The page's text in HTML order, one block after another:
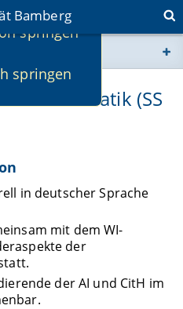
springen
springen
Bamberg
Informatik (SS
in deutscher Sprache
mit dem WI-
der
der AI und CitH im